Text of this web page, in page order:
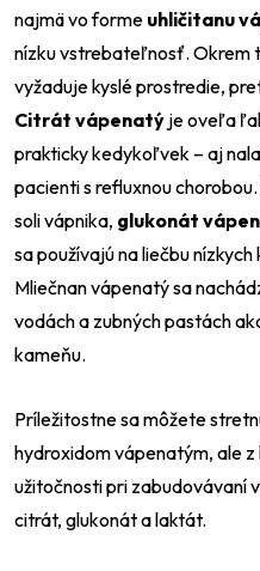
najmä vo forme uhličitanu
nízku vstrebateľnosť. Okrem
vyžaduje kyslé prostredie,
Citrát vápenatý je oveľa
prakticky kedykoľvek –⁠ aj
pacienti s refluxnou
soli vápnika, glukonát
sa používajú na liečbu
Mliečnan vápenatý sa
vodách a zubných pastách
kameňu.
Príležitostne sa môžete
hydroxidom vápenatým, ale
užitočnosti pri zabudovávaní
citrát, glukonát a laktát.